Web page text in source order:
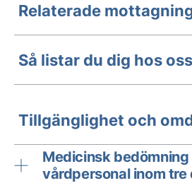
Relaterade
Så listar du dig hos oss
Tillgänglighet och
Medicinsk
vårdpersonal inom tre